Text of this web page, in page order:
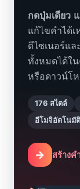
กดปุ่มเดียว
แก้ไขคำได้
ดีไซเนอร์แ
ทั้งหมดได้ใน
หรือดาวน์โ
176 สไตล์
อีโมจิอัตโนมัติ
→ สร้างค